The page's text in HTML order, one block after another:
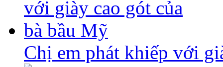
Chị em phát khiếp với